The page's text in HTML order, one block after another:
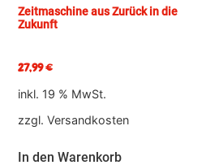
Zeitmaschine aus Zurück in die
Zukunft
27,99€
inkl. 19 % MwSt.
zzgl.Versandkosten
In den Warenkorb